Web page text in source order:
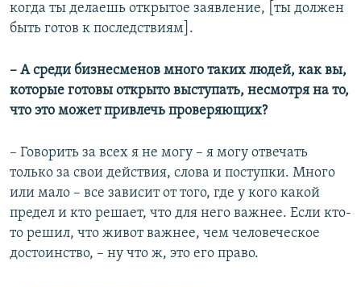
когда ты делаешь открытое заявление, [ты должен
быть готов к последствиям].
– А среди бизнесменов много таких людей, как вы,
которые готовы открыто выступать, несмотря на то,
что это может привлечь проверяющих?
– Говорить за всех я не могу – я могу отвечать
только за свои действия, слова и поступки. Много
или мало – все зависит от того, где у кого какой
предел и кто решает, что для него важнее. Если кто-
то решил, что живот важнее, чем человеческое
достоинство, – ну что ж, это его право.